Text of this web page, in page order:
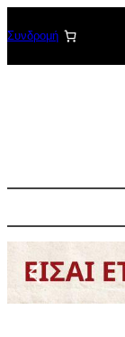
στο
περιεχόμενο
Συνδρομή